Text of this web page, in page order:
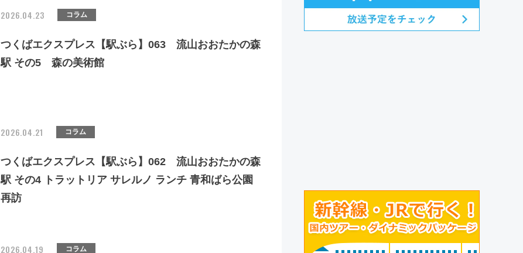
2026.04.23 コラム
つくばエクスプレス【駅ぶら】063 流山おおたかの森
駅 その5 森の美術館
2026.04.21 コラム
つくばエクスプレス【駅ぶら】062 流山おおたかの森
駅 その4 トラットリア サレルノ ランチ 青和ばら公園
再訪
2026.04.19 コラム